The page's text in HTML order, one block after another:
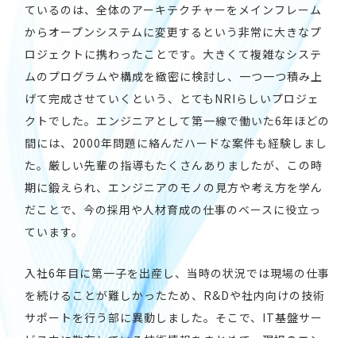
ているのは、全体のアーキテクチャーをメインフレーム
からオープンシステムに変更するという非常に大きなプ
ロジェクトに携わったことです。大きくて複雑なシステ
ムのプログラムや構成を緻密に検討し、一つ一つ積み上
げて完成させていくという、とてもNRIらしいプロジェ
クトでした。エンジニアとして第一線で働いた6年ほどの
間には、2000年問題に絡んだハードな案件も経験しまし
た。厳しい先輩の指導もたくさんありましたが、この時
期に鍛えられ、エンジニアのモノの見方や考え方を学ん
だことで、今の採用や人材育成の仕事のベースに役立っ
ています。
入社6年目に第一子を出産し、当時の状況では現場の仕事
を続けることが難しかったため、R&Dや社内向けの技術
サポートを行う部に異動しました。そこで、IT基盤サー